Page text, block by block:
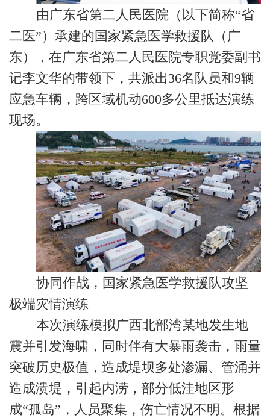
由广东省第二人民医院（以下简称“省
二医”）承建的国家紧急医学救援队（广
东），在广东省第二人民医院专职党委副书
记李文华的带领下，共派出36名队员和9辆
应急车辆，跨区域机动600多公里抵达演练
现场。
协同作战，国家紧急医学救援队攻坚
极端灾情演练
本次演练模拟广西北部湾某地发生地
震并引发海啸，同时伴有大暴雨袭击，雨量
突破历史极值，造成堤坝多处渗漏、管涌并
造成溃堤，引起内涝，部分低洼地区形
成“孤岛”，人员聚集，伤亡情况不明。根据